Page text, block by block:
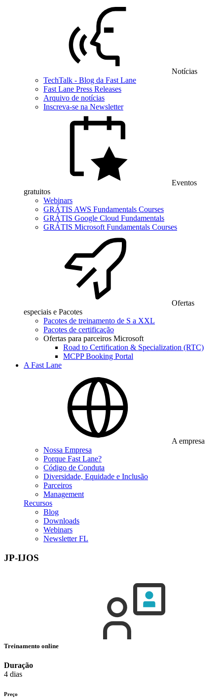
Notícias
TechTalk - Blog da Fast Lane
Fast Lane Press Releases
Arquivo de notícias
Inscreva-se na Newsletter
Eventos
gratuitos
Webinars
GRÁTIS AWS Fundamentals Courses
GRÁTIS Google Cloud Fundamentals
GRÁTIS Microsoft Fundamentals Courses
Ofertas
especiais e Pacotes
Pacotes de treinamento de S a XXL
Pacotes de certificação
Ofertas para parceiros Microsoft
Road to Certification & Specialization (RTC)
MCPP Booking Portal
A Fast Lane
A empresa
Nossa Empresa
Porque Fast Lane?
Código de Conduta
Diversidade, Equidade e Inclusão
Parceiros
Management
Recursos
Blog
Downloads
Webinars
Newsletter FL
JP-IJOS
Treinamento online
Duração
4 dias
Preço